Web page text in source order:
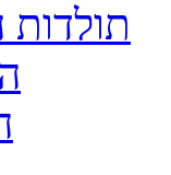
תולדות